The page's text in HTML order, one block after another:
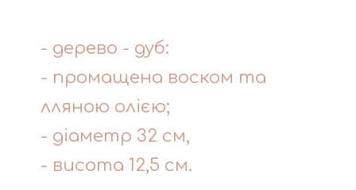
- дерево - дуб:
- промащена воском та
лляною олією;
- діаметр 32 см,
- висота 12,5 см.